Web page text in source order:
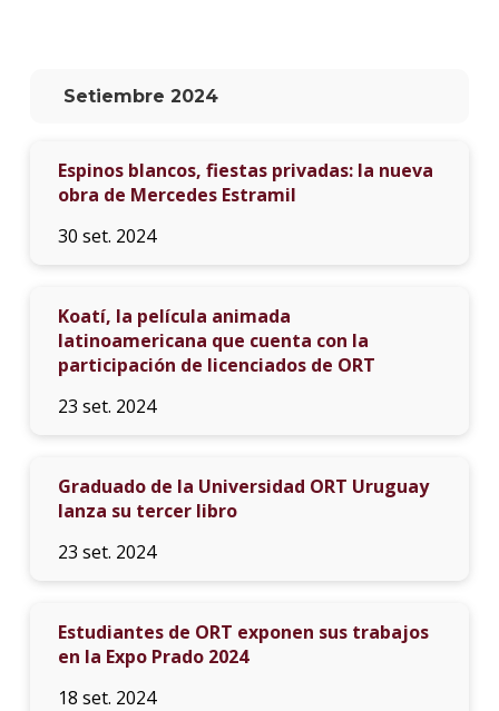
Setiembre 2024
Espinos blancos, fiestas privadas: la nueva
obra de Mercedes Estramil
30 set. 2024
Koatí, la película animada
latinoamericana que cuenta con la
participación de licenciados de ORT
23 set. 2024
Graduado de la Universidad ORT Uruguay
lanza su tercer libro
23 set. 2024
Estudiantes de ORT exponen sus trabajos
en la Expo Prado 2024
18 set. 2024